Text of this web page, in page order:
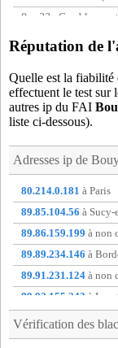
9cm33 - Camblanes-
9cp33
- Saint-
9lm33- Le Pian-
9yv33
- Yvrac (10 km)
aae33- Ambares-et-
alo33- Pessac (5 km)
amb33- Ambares-et-
ams33- Ambes (20 km)
aqu33 - Bordeaux (0
atz33 - Artigues-pres-
aug33- Merignac (5
bdn33- Bordeaux (0
beg33 - Begles (5 km)
bfc33- Blanquefort
Réputation de
Quelle est la fiabilité
effectuent le test sur
autres ip du FAI
liste ci-dessous).
Adresses ip de
80.214.0.181 à Paris
89.85.104.56 à Sucy-
89.86.159.199 à non
89.89.234.146 à
89.91.231.124 à non
89.92.155.243 à
89.94.33.48
à non
176.157.26.128à
Vérification des